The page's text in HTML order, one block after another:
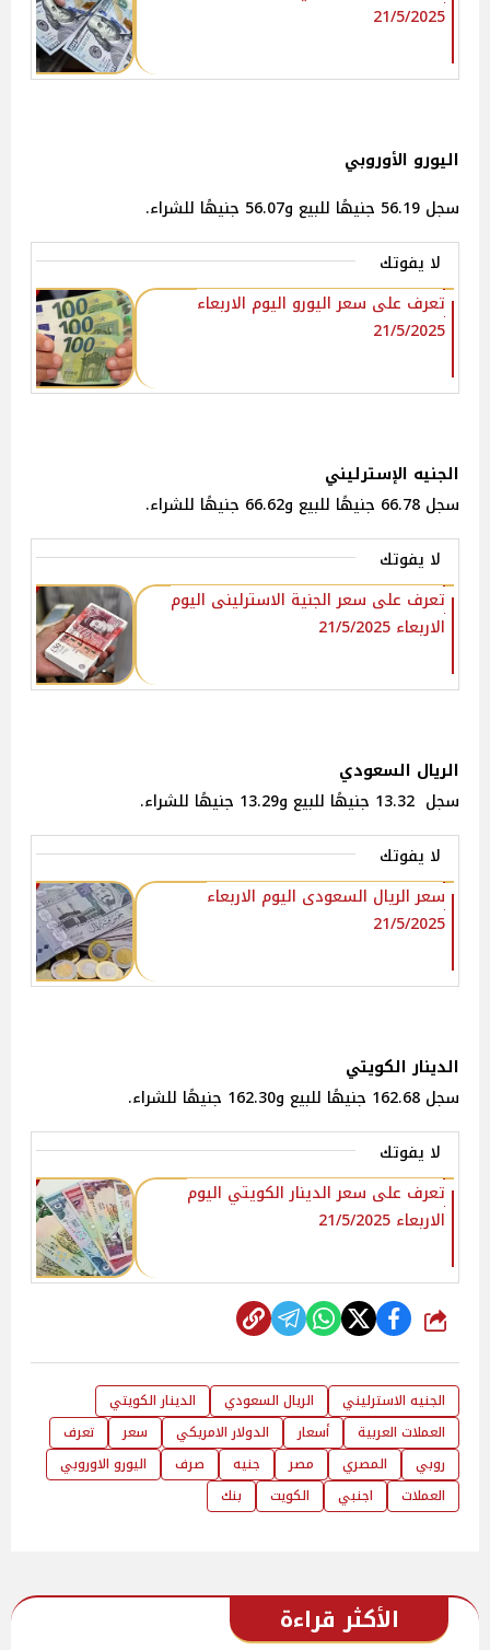
21/5/2025
اليورو الأوروبي
سجل 56.19 جنيهًا للبيع و56.07 جنيهًا للشراء.
لا يفوتك
تعرف على سعر اليورو اليوم الاربعاء
21/5/2025
الجنيه الإسترليني
سجل 66.78 جنيهًا للبيع و66.62 جنيهًا للشراء.
لا يفوتك
تعرف على سعر الجنية الاسترلينى اليوم
الاربعاء 21/5/2025
الريال السعودي
سجل 13.32 جنيهًا للبيع و13.29 جنيهًا للشراء.
لا يفوتك
سعر الريال السعودى اليوم الاربعاء
21/5/2025
الدينار الكويتي
سجل 162.68 جنيهًا للبيع و162.30 جنيهًا للشراء.
لا يفوتك
تعرف على سعر الدينار الكويتي اليوم
الاربعاء 21/5/2025
شارك
الجنيه الاسترليني الريال السعودي
الدينار الكويتي
العملات العربية
أسعار الدولار الامريكي سعر
تعرف
روبي
المصري مصر جنيه صرف
اليورو الاوروبي
العملات
اجنبي الكويت بنك
الأكثر قراءة